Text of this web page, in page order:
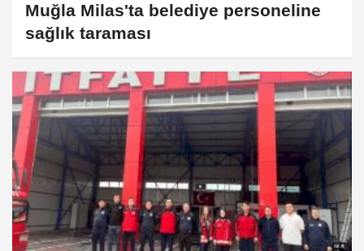
Muğla Milas'ta belediye personeline
sağlık taraması